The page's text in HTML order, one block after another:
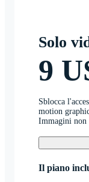
Solo
9
Sblocca
motion
Immagini non
Il piano